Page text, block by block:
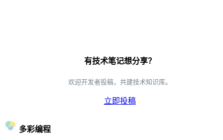
有技术笔记想分享？
欢迎开发者投稿，共建技术知识库。
立即投稿
多彩编程